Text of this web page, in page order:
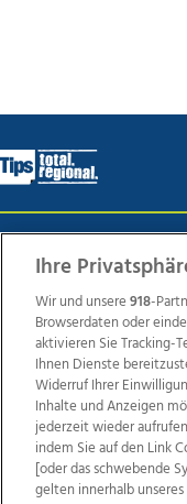
Wir über uns
TV1 di-mog-
Ihre
Wir und unsere918-
Browserdaten oder
aktivieren Sie Tracking-
Ihnen Dienste
Widerruf Ihrer
Inhalte und Anzeigen
jederzeit wieder
indem Sie auf den Link
[oder das schwebende
gelten innerhalb